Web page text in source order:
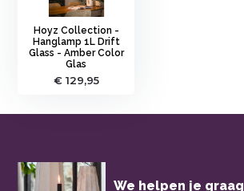
Hoyz Collection -
Hanglamp 1L Drift
Glass - Amber Color
Glas
€ 129,95
We helpen je graag